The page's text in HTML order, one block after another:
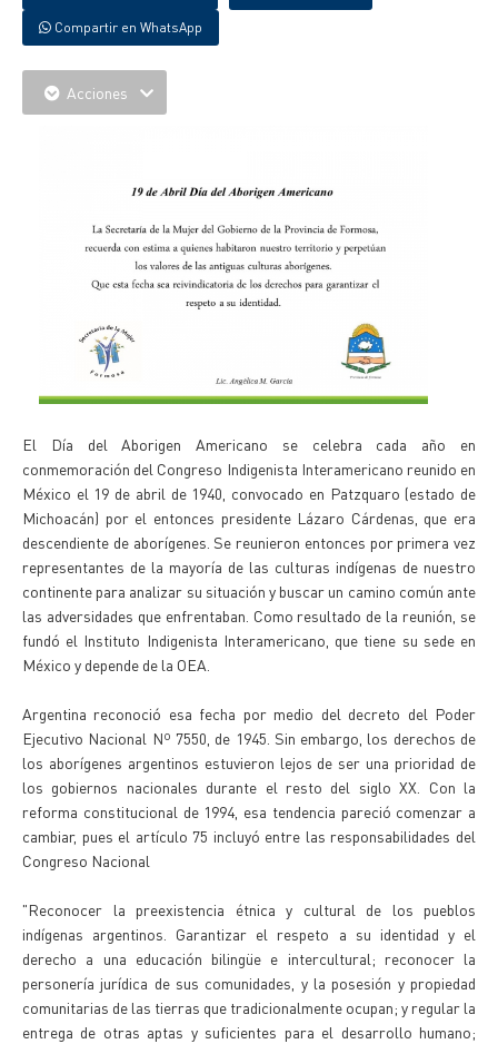
Compartir en WhatsApp
Acciones
El Día del Aborigen Americano se celebra cada año en
conmemoración del Congreso Indigenista Interamericano reunido en
México el 19 de abril de 1940, convocado en Patzquaro (estado de
Michoacán) por el entonces presidente Lázaro Cárdenas, que era
descendiente de aborígenes. Se reunieron entonces por primera vez
representantes de la mayoría de las culturas indígenas de nuestro
continente para analizar su situación y buscar un camino común ante
las adversidades que enfrentaban. Como resultado de la reunión, se
fundó el Instituto Indigenista Interamericano, que tiene su sede en
México y depende de la OEA.
Argentina reconoció esa fecha por medio del decreto del Poder
Ejecutivo Nacional Nº 7550, de 1945. Sin embargo, los derechos de
los aborígenes argentinos estuvieron lejos de ser una prioridad de
los gobiernos nacionales durante el resto del siglo XX. Con la
reforma constitucional de 1994, esa tendencia pareció comenzar a
cambiar, pues el artículo 75 incluyó entre las responsabilidades del
Congreso Nacional
"Reconocer la preexistencia étnica y cultural de los pueblos
indígenas argentinos. Garantizar el respeto a su identidad y el
derecho a una educación bilingüe e intercultural; reconocer la
personería jurídica de sus comunidades, y la posesión y propiedad
comunitarias de las tierras que tradicionalmente ocupan; y regular la
entrega de otras aptas y suficientes para el desarrollo humano;